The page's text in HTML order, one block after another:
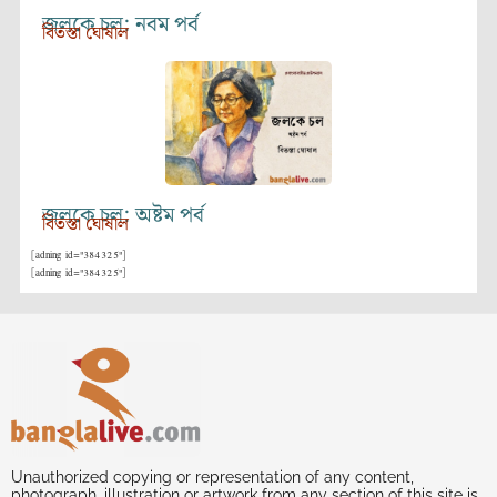
জলকে চল: নবম পর্ব
বিতস্তা ঘোষাল
জলকে চল: অষ্টম পর্ব
বিতস্তা ঘোষাল
[adning id="384325"]
[adning id="384325"]
Unauthorized copying or representation of any content,